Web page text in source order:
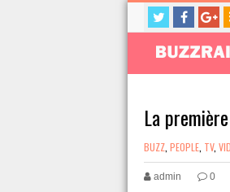
La
BUZZ PEOPLE TV,
admin 0